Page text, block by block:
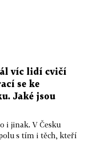
víc lidí cvičí
se ke
Jaké jsou
i jinak. V Česku
s tím i těch, kteří